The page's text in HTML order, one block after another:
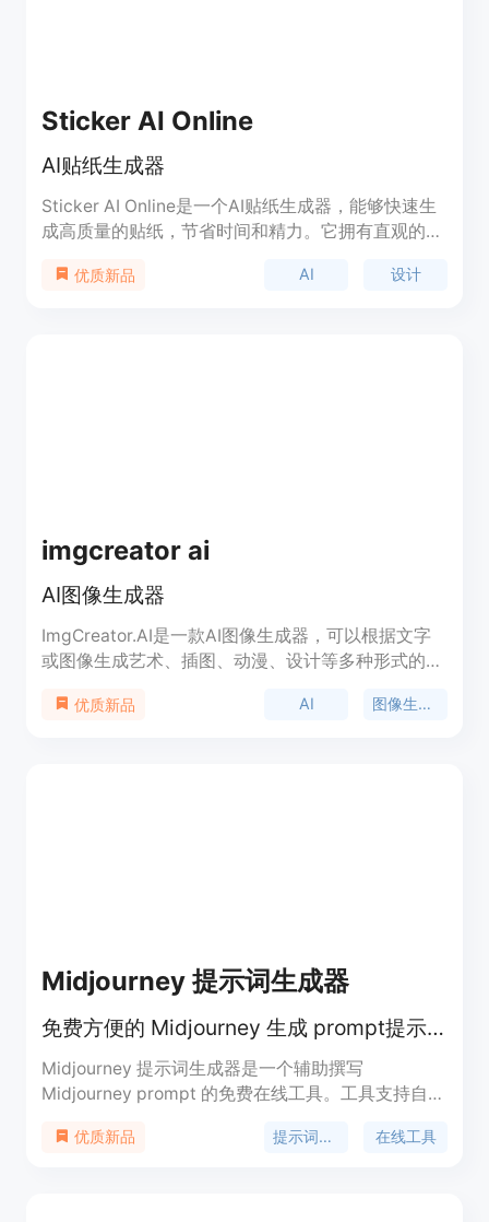
Sticker AI Online
AI贴纸生成器
Sticker AI Online是一个AI贴纸生成器，能够快速生
成高质量的贴纸，节省时间和精力。它拥有直观的界
意可能性。产品提供免费计划以及多种付费计划，满
优质新品 AI 设计
imgcreator ai
AI图像生成器
ImgCreator.AI是一款AI图像生成器，可以根据文字
或图像生成艺术、插图、动漫、设计等多种形式的图
势，适用于个人用户的创造力释放，也适用于专业人
优质新品 AI 图像生成器
Midjourney 提示词生成器
免费方便的 Midjourney 生成 prompt提示工具
Midjourney 提示词生成器是一个辅助撰写
Midjourney prompt 的免费在线工具。工具支持自动
微缩模型、极简线条纹身风格、互联网风格插画、水
优质新品 提示词生成器 在线工具